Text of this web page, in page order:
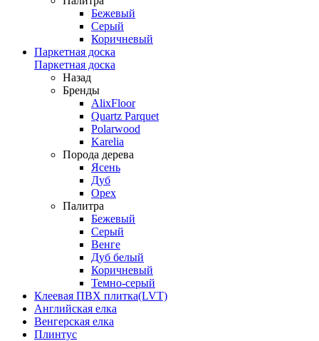
Бежевый
Серый
Коричневый
Паркетная доска
Паркетная доска
Назад
Бренды
AlixFloor
Quartz Parquet
Polarwood
Karelia
Порода дерева
Ясень
Дуб
Орех
Палитра
Бежевый
Серый
Венге
Дуб белый
Коричневый
Темно-серый
Клеевая ПВХ плитка(LVT)
Английская елка
Венгерская елка
Плинтус